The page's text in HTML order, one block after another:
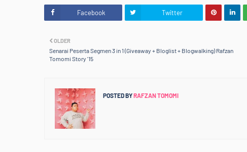
Facebook Twitter
OLDER
Senarai Peserta Segmen 3 in 1 (Giveaway + Bloglist + Blogwalking) Rafzan
Tomomi Story '15
POSTED BYRAFZAN TOMOMI